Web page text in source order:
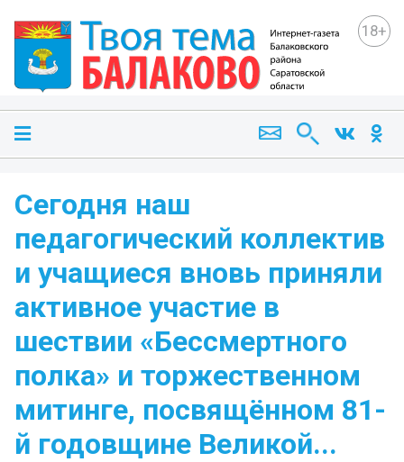
18+
Сегодня наш
педагогический коллектив
и учащиеся вновь приняли
активное участие в
шествии «Бессмертного
полка» и торжественном
митинге, посвящённом 81-
й годовщине Великой...